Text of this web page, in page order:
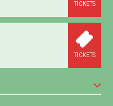
TICKETS
TICKETS